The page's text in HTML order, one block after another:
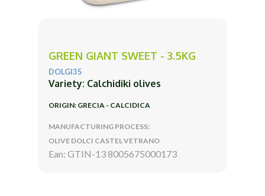
GREEN GIANT SWEET - 3.5KG
DOLGI35
Variety: Calchidiki olives
ORIGIN: GRECIA - CALCIDICA
MANUFACTURING PROCESS:
OLIVE DOLCI CASTEL VETRANO
Ean: GTIN-13 8005675000173